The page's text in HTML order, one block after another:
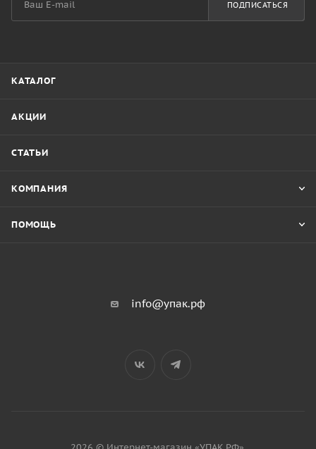
ПОДПИСАТЬСЯ
КАТАЛОГ
АКЦИИ
СТАТЬИ
КОМПАНИЯ
ПОМОЩЬ
info@упак.рф